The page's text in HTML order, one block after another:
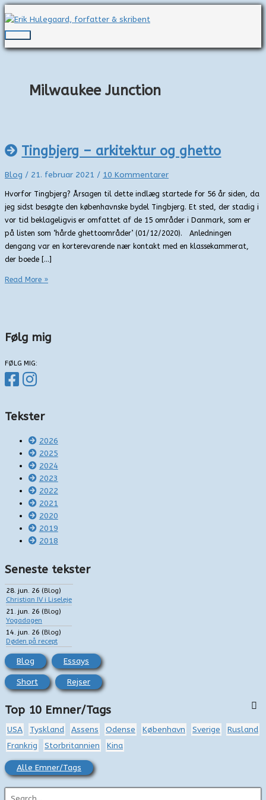
til
indholdet
Hovedmenu
Milwaukee Junction
Tingbjerg – arkitektur og ghetto
Blog / 21. februar 2021 / 10 Kommentarer
Hvorfor Tingbjerg? Årsagen til dette indlæg startede for 56 år siden, da
jeg sidst besøgte den københavnske bydel Tingbjerg. Et sted, der stadig i
vor tid beklageligvis er omfattet af de 15 områder i Danmark, som er
på listen som ‘hårde ghettoområder’ (01/12/2020). Anledningen
dengang var en korterevarende nær kontakt med en klassekammerat,
der boede […]
Tingbjerg
ghetto
Read More »
Følg mig
FØLG MIG:
Tekster
2026
2025
2024
2023
2022
2021
2020
2019
2018
Seneste tekster
28. jun. 26 (Blog)
Christian IV i Liseleje
21. jun. 26 (Blog)
Yogadagen
14. jun. 26 (Blog)
Døden på recept
Blog Essays
Short Rejser
Top 10 Emner/Tags
USA Tyskland Assens Odense København Sverige
Rusland
Frankrig
Storbritannien Kina
Alle Emner/Tags